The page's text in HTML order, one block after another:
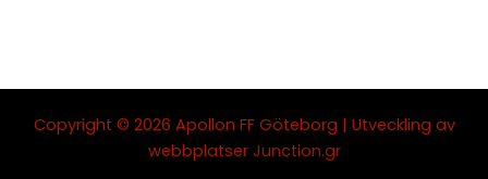
Copyright © 2026 Apollon FF Göteborg | Utveckling av
webbplatser Junction.gr